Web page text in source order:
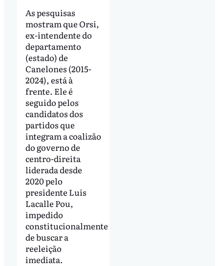
As pesquisas
mostram que Orsi,
ex-intendente do
departamento
(estado) de
Canelones (2015-
2024), está à
frente. Ele é
seguido pelos
candidatos dos
partidos que
integram a coalizão
do governo de
centro-direita
liderada desde
2020 pelo
presidente Luis
Lacalle Pou,
impedido
constitucionalmente
de buscar a
reeleição
imediata.